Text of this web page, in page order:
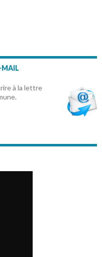
MAIL
à la lettre